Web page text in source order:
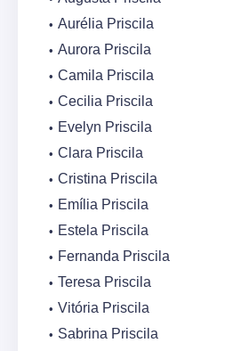
Aurélia Priscila
Aurora Priscila
Camila Priscila
Cecilia Priscila
Evelyn Priscila
Clara Priscila
Cristina Priscila
Emília Priscila
Estela Priscila
Fernanda Priscila
Teresa Priscila
Vitória Priscila
Sabrina Priscila